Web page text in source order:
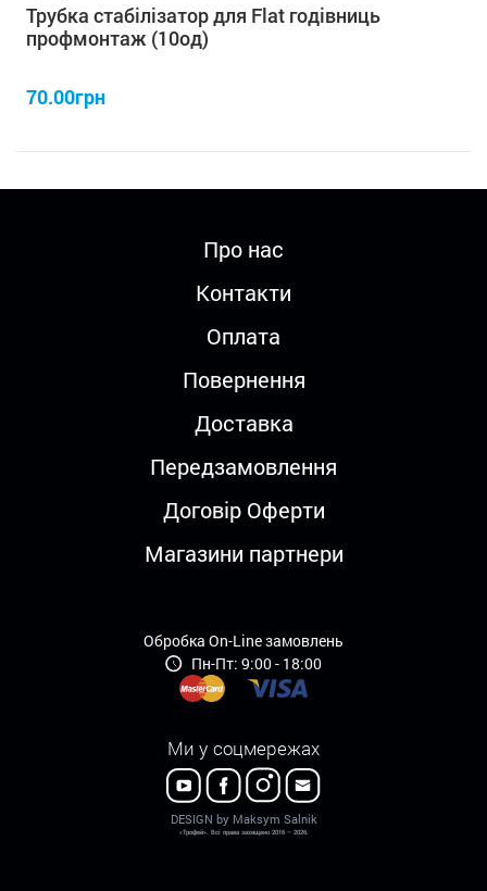
Трубка стабілізатор для Flat годівниць
профмонтаж (10од)
70.00грн
Про нас
Контакти
Оплата
Повернення
Доставка
Передзамовлення
Договір Оферти
Магазини партнери
Обробка On-Line замовлень
Пн-Пт: 9:00 - 18:00
Ми у соцмережах
DESIGN by Maksym Salnik
«Трофей». Всі права захищено 2016 – 2026.